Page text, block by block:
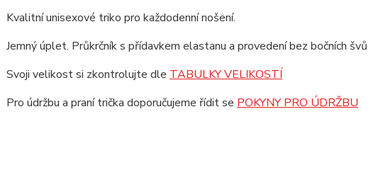
Kvalitní unisexové triko pro každodenní nošení.
Jemný úplet. Průkrčník s přídavkem elastanu a provedení bez bočních
Svoji velikost si zkontrolujte dle TABULKY VELIKOSTÍ
Pro údržbu a praní trička doporučujeme řídit se POKYNY PRO ÚDRŽBU